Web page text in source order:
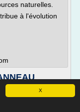
X
naturelles.
à l'évolution
...